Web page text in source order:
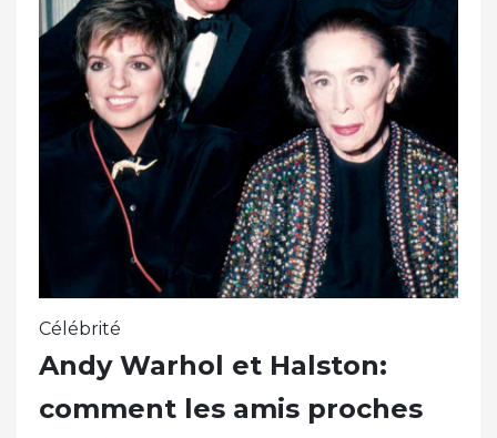
Célébrité
Andy Warhol et Halston:
comment les amis proches